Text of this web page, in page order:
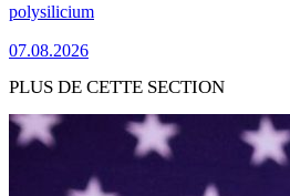
polysilicium
07.08.2026
PLUS DE CETTE SECTION